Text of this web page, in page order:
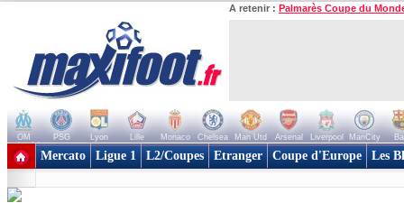
A retenir : Palmarès Coupe du
OM PSG Lyon Lille Monaco Chelsea Man Utd Arsenal Liverpool ManCity
+ de clubs
Mercato Ligue 1 L2/Coupes Etranger Coupe d'Europe Les